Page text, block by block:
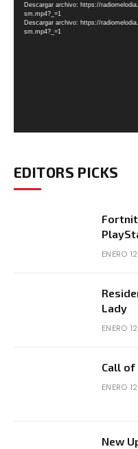
vídeo
Descargar archivo: https://
sm.mp4?_=1
Descargar archivo: https://
sm.mp4?_=1
EDITORS PICKS
ENERO
Lady
ENERO
Call
ENERO
New